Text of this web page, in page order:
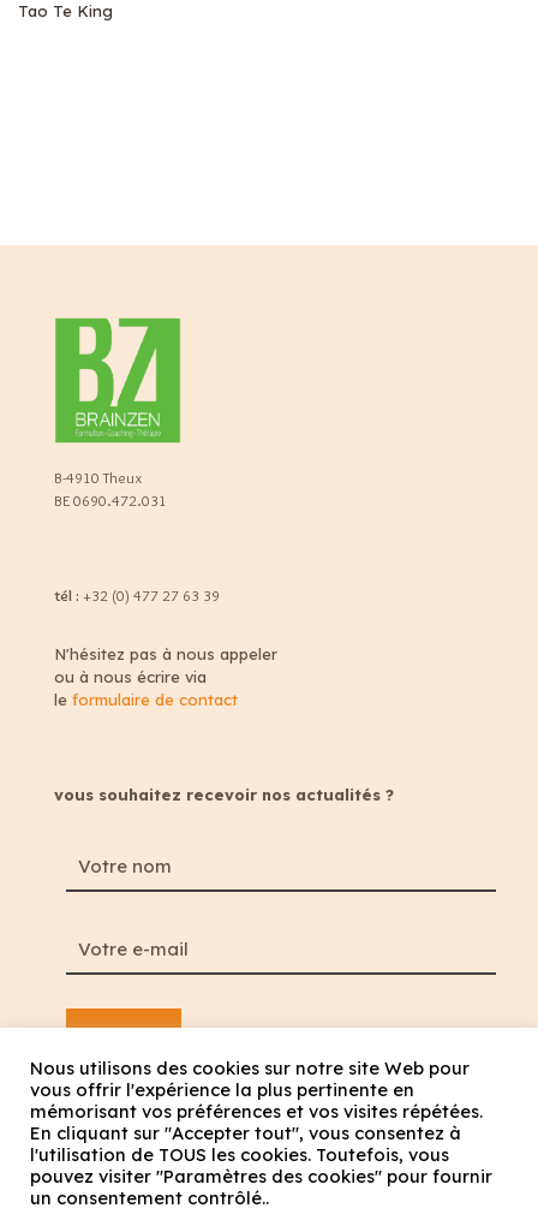
Tao Te King
B-4910 Theux
BE 0690.472.031
tél : +32 (0) 477 27 63 39
N'hésitez pas à nous appeler
ou à nous écrire via
le formulaire de contact
vous souhaitez recevoir nos actualités ?
Nous utilisons des cookies sur notre site Web pour
vous offrir l'expérience la plus pertinente en
mémorisant vos préférences et vos visites répétées.
En cliquant sur "Accepter tout", vous consentez à
l'utilisation de TOUS les cookies. Toutefois, vous
pouvez visiter "Paramètres des cookies" pour fournir
un consentement contrôlé..